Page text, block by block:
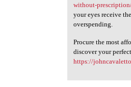
without-
your eyes receive
overspending.
Procure the most
discover your
https://